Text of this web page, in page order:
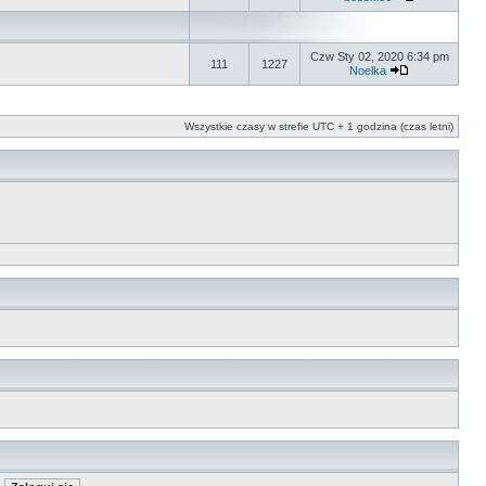
111 1227
Czw Sty 02, 2020 6:34 pm
Noelka
Wszystkie czasy w strefie UTC + 1 godzina (czas letni)